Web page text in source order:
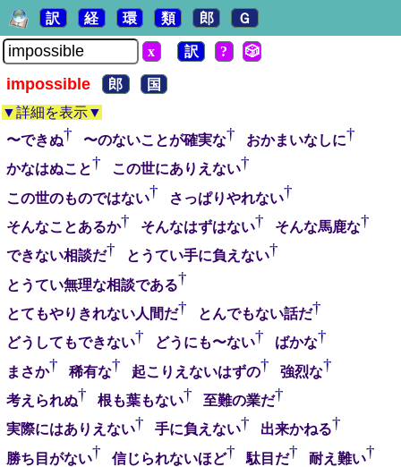
訳 経 環 類 郎 Ｇ
x 訳 ? 🎲
impossible 郎
国
▼詳細を表示▼
〜できぬ† 〜のないことが確実な† おかまいなしに†
かなはぬこと† この世にありえない†
この世のものではない† さっぱりやれない†
そんなことあるか† そんなはずはない† そんな馬鹿な†
できない相談だ† とうてい手に負えない†
とうてい無理な相談である†
とてもやりきれない人間だ† とんでもない話だ†
どうしてもできない† どうにも〜ない† ばかな†
まさか† 稀有な† 起こりえないはずの† 強烈な†
考えられぬ† 根も葉もない† 至難の業だ†
実際にはありえない† 手に負えない† 出来かねる†
勝ち目がない† 信じられないほど† 駄目だ† 耐え難い†